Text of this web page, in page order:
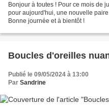
Bonjour à toutes ! Pour ce mois de
pour aujourd'hui, une nouvelle
Bonne journée et à bientôt !
Boucles d'oreilles
Publié le 09/05/2024 à 13:00
Par Sandrine